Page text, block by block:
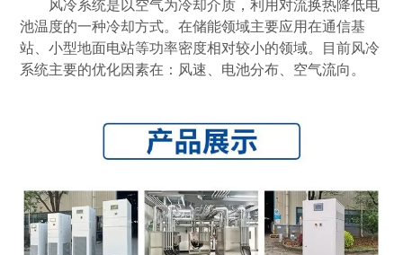
风冷系统是以空气为冷却介质，利用对流换热降低电
池温度的一种冷却方式。在储能领域主要应用在通信基
站、小型地面电站等功率密度相对较小的领域。目前风冷
系统主要的优化因素在：风速、电池分布、空气流向。